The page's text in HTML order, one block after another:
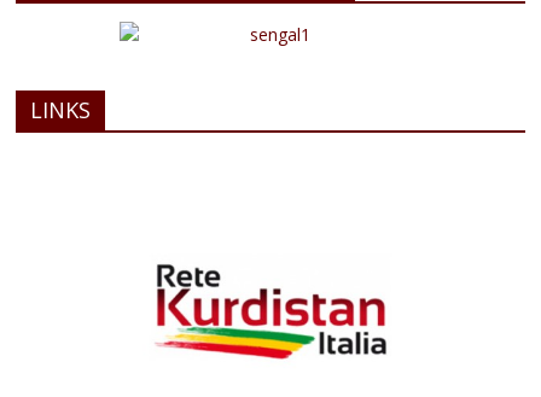
LINKS